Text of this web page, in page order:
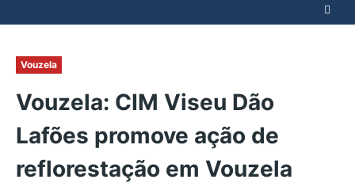
Vouzela
Vouzela: CIM Viseu Dão
Lafões promove ação de
reflorestação em Vouzela